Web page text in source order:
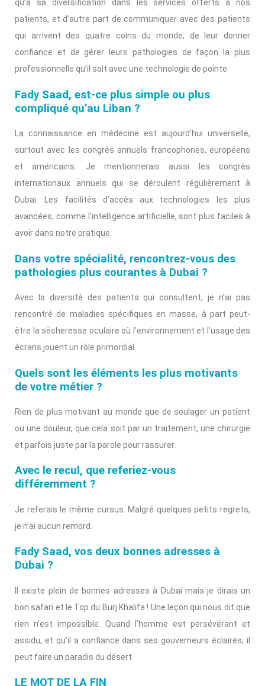
qu’à sa diversification dans les services offerts à nos
patients, et d’autre part de communiquer avec des patients
qui arrivent des quatre coins du monde, de leur donner
confiance et de gérer leurs pathologies de façon la plus
professionnelle qu’il soit avec une technologie de pointe.
Fady Saad, est-ce plus simple ou plus
compliqué qu’au Liban ?
La connaissance en médecine est aujourd’hui universelle,
surtout avec les congrès annuels francophones, européens
et américains. Je mentionnerais aussi les congrès
internationaux annuels qui se déroulent régulièrement à
Dubai. Les facilités d’accès aux technologies les plus
avancées, comme l’intelligence artificielle, sont plus faciles à
avoir dans notre pratique.
Dans votre spécialité, rencontrez-vous des
pathologies plus courantes à Dubai ?
Avec la diversité des patients qui consultent, je n’ai pas
rencontré de maladies spécifiques en masse, à part peut-
être la sècheresse oculaire où l’environnement et l’usage des
écrans jouent un rôle primordial.
Quels sont les éléments les plus motivants
de votre métier ?
Rien de plus motivant au monde que de soulager un patient
ou une douleur, que cela soit par un traitement, une chirurgie
et parfois juste par la parole pour rassurer.
Avec le recul, que referiez-vous
différemment ?
Je referais le même cursus. Malgré quelques petits regrets,
je n’ai aucun remord.
Fady Saad, vos deux bonnes adresses à
Dubai ?
Il existe plein de bonnes adresses à Dubai mais je dirais un
bon safari et le Top du Burj Khalifa ! Une leçon qui nous dit que
rien n’est impossible. Quand l’homme est persévérant et
assidu, et qu’il a confiance dans ses gouverneurs éclairés, il
peut faire un paradis du désert.
LE MOT DE LA FIN